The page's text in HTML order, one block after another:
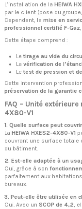
L’installation de la HEIWA
par le client (pose du
Cependant, la mise en
professionnel certifié F-Gaz
Cette étape comprend :
Le tirage au vide du
La vérification de
Le test de pression et
Cette intervention
préservation de la garantie
FAQ – Unité
4X80-V1
1. Quelle surface peut
La HEIWA HXES2-4X80-V1
couvrant une surface totale
du bâtiment.
2. Est-elle adaptée à un
Oui, grâce à son
parfaitement aux
bureaux.
3. Peut-elle être utilisée en
Oui. Avec un SCOP de 4,2,